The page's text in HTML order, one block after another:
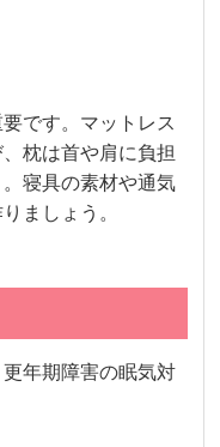
です。マットレス
枕は首や肩に負担
寝具の素材や通気
ましょう。
年期障害の眠気対